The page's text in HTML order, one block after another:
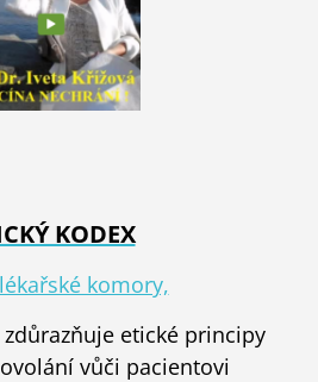
KODEX
komory,
etické principy
vůči pacientovi